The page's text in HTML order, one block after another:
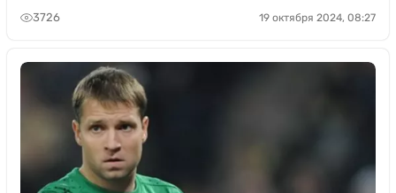
3726 19 октября 2024, 08:27